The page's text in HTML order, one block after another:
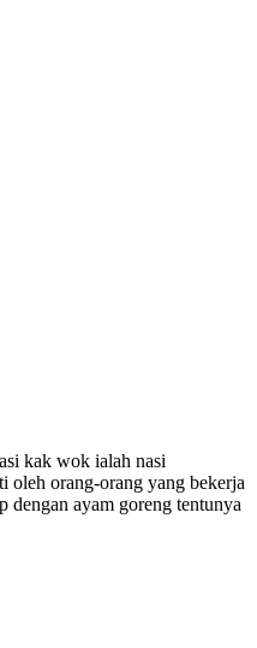
kak wok ialah nasi
oleh orang-orang yang bekerja
dengan ayam goreng tentunya